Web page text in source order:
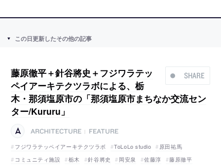
この日更新したその他の記事
SHARE
藤原徹平＋針谷將史＋フジワラテッ
ペイアーキテクツラボによる、栃
木・那須塩原市の「那須塩原市まちなか交流セン
ター/Kururu」
ARCHITECTURE
FEATURE
フジワラテッペイアーキテクツラボ
ToLoLo studio
原田祐馬
コミュニティ施設
栃木 針谷將史 岡安泉 佐藤淳
藤原徹平